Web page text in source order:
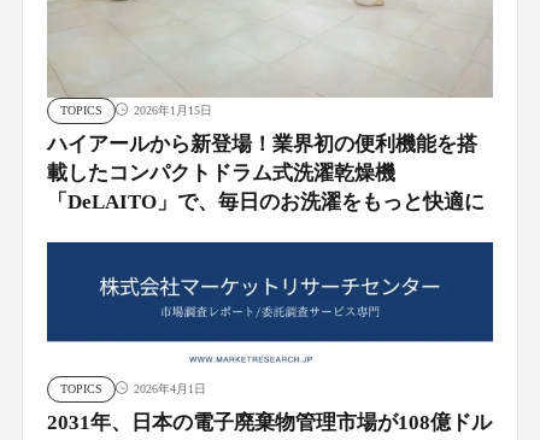
TOPICS 2026年1月15日
ハイアールから新登場！業界初の便利機能を搭
載したコンパクトドラム式洗濯乾燥機
「DeLAITO」で、毎日のお洗濯をもっと快適に
TOPICS 2026年4月1日
2031年、日本の電子廃棄物管理市場が108億ドル